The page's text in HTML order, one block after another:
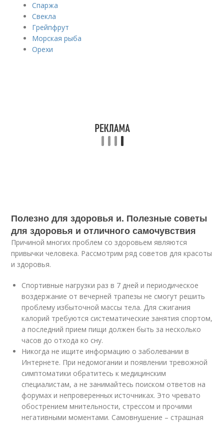
Спаржа
Свекла
Грейпфрут
Морская рыба
Орехи
Полезно для здоровья и. Полезные советы
для здоровья и отличного самочувствия
Причиной многих проблем со здоровьем являются
привычки человека. Рассмотрим ряд советов для красоты
и здоровья.
Спортивные нагрузки раз в 7 дней и периодическое
воздержание от вечерней трапезы не смогут решить
проблему избыточной массы тела. Для сжигания
калорий требуются систематические занятия спортом,
а последний прием пищи должен быть за несколько
часов до отхода ко сну.
Никогда не ищите информацию о заболевании в
Интернете. При недомогании и появлении тревожной
симптоматики обратитесь к медицинским
специалистам, а не занимайтесь поиском ответов на
форумах и непроверенных источниках. Это чревато
обострением мнительности, стрессом и прочими
негативными моментами. Самовнушение – страшная